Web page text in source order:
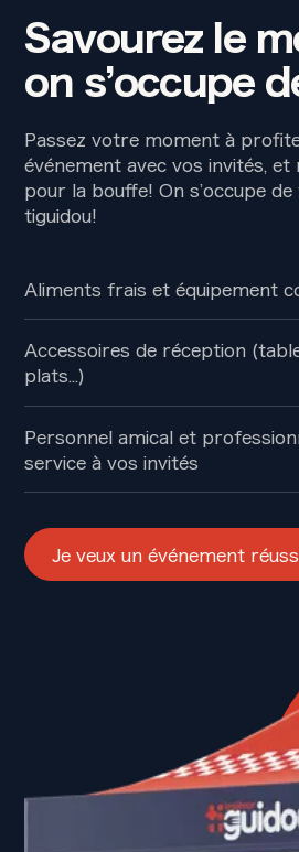
Savourez le
on s’occupe
Passez votre moment à
événement avec vos invités,
pour la bouffe! On s’occupe
tiguidou!
Aliments frais et équipement
Accessoires de réception
plats...)
Personnel amical et
service à vos invités
Je veux un événement